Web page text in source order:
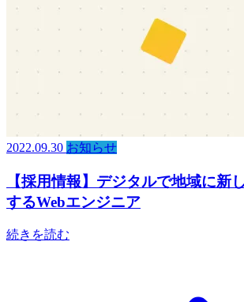
2022.09.30 お知らせ
【採用情報】デジタルで地域に新
するWebエンジニア
続きを読む